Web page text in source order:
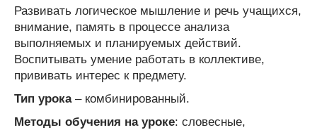
Развивать логическое мышление и речь учащихся,
внимание, память в процессе анализа
выполняемых и планируемых действий.
Воспитывать умение работать в коллективе,
прививать интерес к предмету.
Тип урока– комбинированный.
Методы обучения на уроке: словесные,